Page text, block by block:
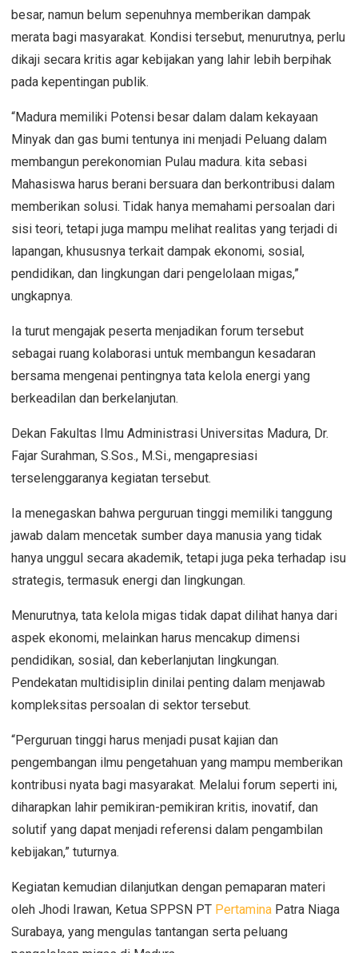
besar, namun belum sepenuhnya memberikan dampak
merata bagi masyarakat. Kondisi tersebut, menurutnya, perlu
dikaji secara kritis agar kebijakan yang lahir lebih berpihak
pada kepentingan publik.
“Madura memiliki Potensi besar dalam dalam kekayaan
Minyak dan gas bumi tentunya ini menjadi Peluang dalam
membangun perekonomian Pulau madura. kita sebasi
Mahasiswa harus berani bersuara dan berkontribusi dalam
memberikan solusi. Tidak hanya memahami persoalan dari
sisi teori, tetapi juga mampu melihat realitas yang terjadi di
lapangan, khususnya terkait dampak ekonomi, sosial,
pendidikan, dan lingkungan dari pengelolaan migas,”
ungkapnya.
Ia turut mengajak peserta menjadikan forum tersebut
sebagai ruang kolaborasi untuk membangun kesadaran
bersama mengenai pentingnya tata kelola energi yang
berkeadilan dan berkelanjutan.
Dekan Fakultas Ilmu Administrasi Universitas Madura, Dr.
Fajar Surahman, S.Sos., M.Si., mengapresiasi
terselenggaranya kegiatan tersebut.
Ia menegaskan bahwa perguruan tinggi memiliki tanggung
jawab dalam mencetak sumber daya manusia yang tidak
hanya unggul secara akademik, tetapi juga peka terhadap isu
strategis, termasuk energi dan lingkungan.
Menurutnya, tata kelola migas tidak dapat dilihat hanya dari
aspek ekonomi, melainkan harus mencakup dimensi
pendidikan, sosial, dan keberlanjutan lingkungan.
Pendekatan multidisiplin dinilai penting dalam menjawab
kompleksitas persoalan di sektor tersebut.
“Perguruan tinggi harus menjadi pusat kajian dan
pengembangan ilmu pengetahuan yang mampu memberikan
kontribusi nyata bagi masyarakat. Melalui forum seperti ini,
diharapkan lahir pemikiran-pemikiran kritis, inovatif, dan
solutif yang dapat menjadi referensi dalam pengambilan
kebijakan,” tuturnya.
Kegiatan kemudian dilanjutkan dengan pemaparan materi
oleh Jhodi Irawan, Ketua SPPSN PT Pertamina Patra Niaga
Surabaya, yang mengulas tantangan serta peluang